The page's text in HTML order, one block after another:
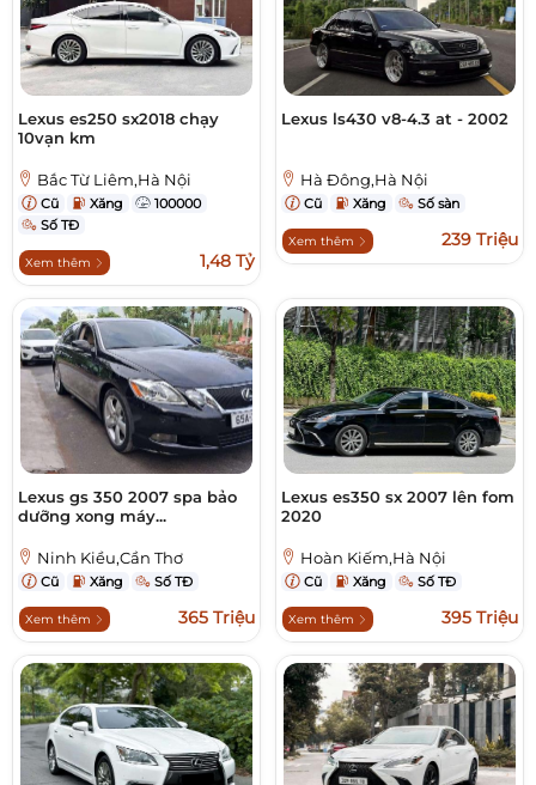
Lexus es250 sx2018 chạy
10vạn km
Bắc Từ Liêm,Hà Nội
Cũ Xăng
100000
Số TĐ
Xem thêm 1,48 Tỷ
Lexus ls430 v8-4.3 at - 2002
Hà Đông,Hà Nội
Cũ Xăng Số sàn
Xem thêm 239 Triệu
Lexus gs 350 2007 spa bảo
dưỡng xong máy...
Ninh Kiều,Cần Thơ
Cũ Xăng Số TĐ
Xem thêm 365 Triệu
Lexus es350 sx 2007 lên fom
2020
Hoàn Kiếm,Hà Nội
Cũ Xăng Số TĐ
Xem thêm 395 Triệu